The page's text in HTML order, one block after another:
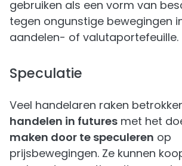
gebruiken als een vorm van
tegen ongunstige bewegingen
aandelen- of valutaportefeuille.
Speculatie
Veel handelaren raken
handelen in futures met het
maken door te speculeren op
prijsbewegingen. Ze kunnen